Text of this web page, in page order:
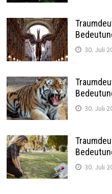
30. Juli
30. Juli
30. Juli